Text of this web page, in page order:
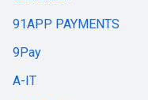
91APP PAYMENTS
9Pay
A-IT